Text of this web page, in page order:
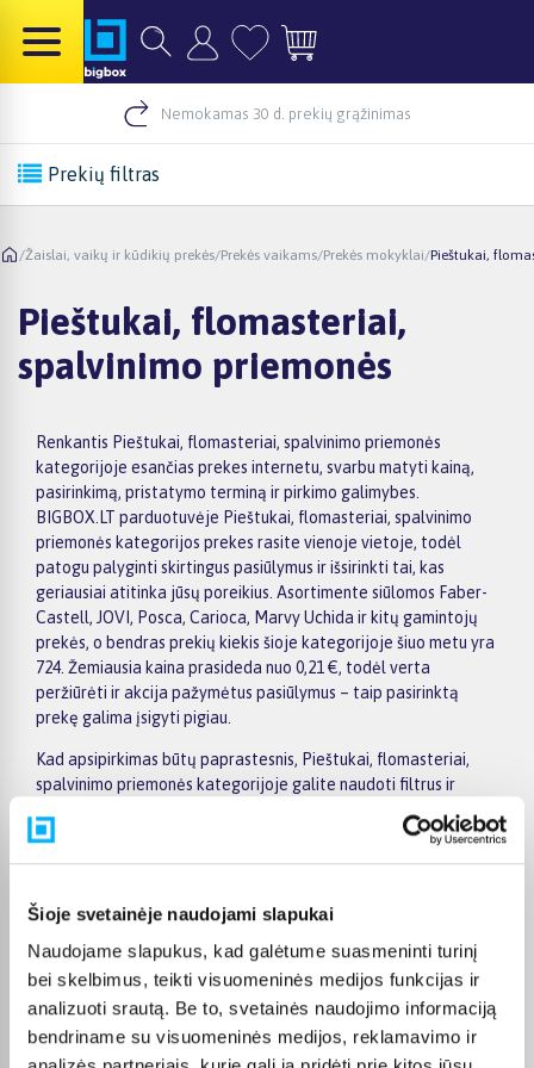
Šioje svetainėje naudojami slapukai
Naudojame slapukus, kad galėtume suasmeninti turinį
bei skelbimus, teikti visuomeninės medijos funkcijas ir
analizuoti srautą. Be to, svetainės naudojimo informaciją
bendriname su visuomeninės medijos, reklamavimo ir
Nemokamas 30 d. prekių grąžinimas
Prekių filtras
/Žaislai, vaikų ir kūdikių prekės/Prekės vaikams/Prekės mokyklai/Pieštukai,
Pieštukai, flomasteriai,
spalvinimo priemonės
Renkantis Pieštukai, flomasteriai, spalvinimo priemonės
kategorijoje esančias prekes internetu, svarbu matyti kainą,
pasirinkimą, pristatymo terminą ir pirkimo galimybes.
BIGBOX.LT parduotuvėje Pieštukai, flomasteriai, spalvinimo
priemonės kategorijos prekes rasite vienoje vietoje, todėl
patogu palyginti skirtingus pasiūlymus ir išsirinkti tai, kas
geriausiai atitinka jūsų poreikius. Asortimente siūlomos Faber-
Castell, JOVI, Posca, Carioca, Marvy Uchida ir kitų gamintojų
prekės, o bendras prekių kiekis šioje kategorijoje šiuo metu yra
724. Žemiausia kaina prasideda nuo 0,21 €, todėl verta
peržiūrėti ir akcija pažymėtus pasiūlymus – taip pasirinktą
prekę galima įsigyti pigiau.
Kad apsipirkimas būtų paprastesnis, Pieštukai, flomasteriai,
spalvinimo priemonės kategorijoje galite naudoti filtrus ir
kitus aktualius kriterijus. Prekių sąraše lengva peržiūrėti
pagrindinius pasiūlymus, o prekės puslapyje pateikiama
pristatymą ir kitas pirkimo sąlygas. Taip galite ramiai palyginti
pasirinktą prekę internetu.
BIGBOX.LT suteikia galimybę prekes nuo 150 Eur įsigyti su
nemokamu 24 mėnesių lizingu, todėl pirkti išsimokėtinai galima
patogiai planuojant išlaidas. Užsakymus pristatome visoje